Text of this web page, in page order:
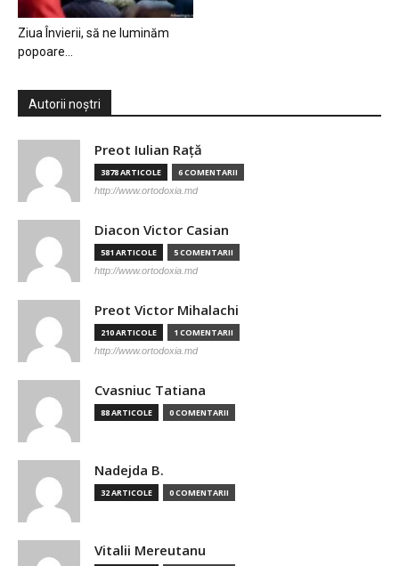
Ziua Învierii, să ne luminăm
popoare…
Autorii noștri
Preot Iulian Raţă
3878 ARTICOLE 6 COMENTARII
http://www.ortodoxia.md
Diacon Victor Casian
581 ARTICOLE 5 COMENTARII
http://www.ortodoxia.md
Preot Victor Mihalachi
210 ARTICOLE 1 COMENTARII
http://www.ortodoxia.md
Cvasniuc Tatiana
88 ARTICOLE 0 COMENTARII
Nadejda B.
32 ARTICOLE 0 COMENTARII
Vitalii Mereutanu